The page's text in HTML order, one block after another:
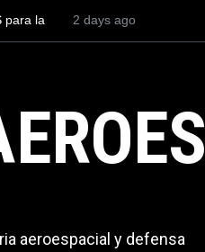
mexicanos
México se
del mundo,
2 days ago
aeroespacial y defensa